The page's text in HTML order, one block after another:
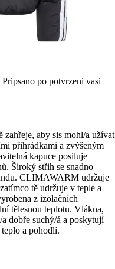
Pripsano po potvrzeni vasi
zahřeje, aby sis mohl/a užívat
přihrádkami a zvýšeným
kapuce posiluje
Široký střih se snadno
CLIMAWARM udržuje
tě udržuje v teple a
z izolačních
tělesnou teplotu. Vlákna,
dobře suchý/á a poskytují
a pohodlí.